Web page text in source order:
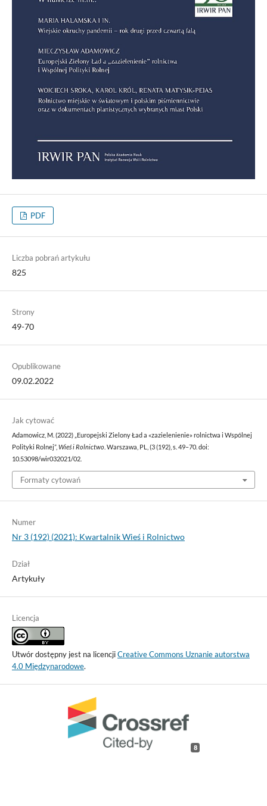
PDF
Liczba pobrań artykułu
825
Strony
49-70
Opublikowane
09.02.2022
Jak cytować
Adamowicz, M. (2022) „Europejski Zielony Ład a «zazielenienie» rolnictwa i Wspólnej
Polityki Rolnej”, Wieś i Rolnictwo. Warszawa, PL, (3 (192), s. 49–70. doi:
10.53098/wir032021/02.
Formaty cytowań
Numer
Nr 3 (192) (2021): Kwartalnik Wieś i Rolnictwo
Dział
Artykuły
Licencja
Utwór dostępny jest na licencjiCreative Commons Uznanie autorstwa
4.0 Międzynarodowe.
8